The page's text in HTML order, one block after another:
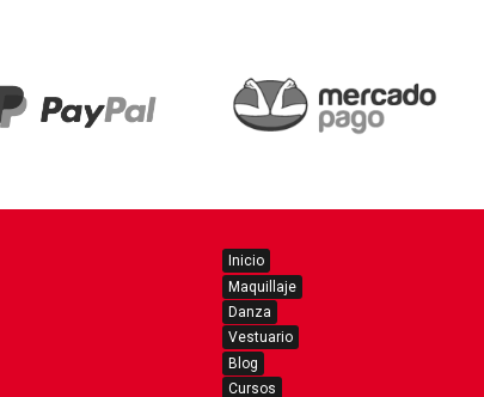
Inicio
Maquillaje
Danza
Vestuario
Blog
Cursos